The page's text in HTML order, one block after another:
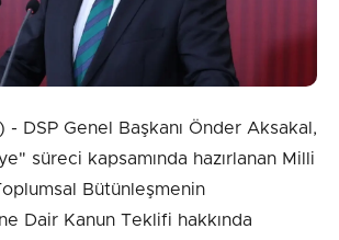
- DSP Genel Başkanı Önder Aksakal,
süreci kapsamında hazırlanan Milli
Bütünleşmenin
Dair Kanun Teklifi hakkında